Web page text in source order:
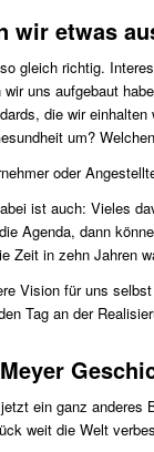
wir etwas
gleich richtig.
wir uns aufgebaut
die wir
um?
oder
ist auch: Vieles
Agenda, dann
Zeit in zehn Jahren
Vision für uns
Tag an der
ein ganz anderes
weit die Welt